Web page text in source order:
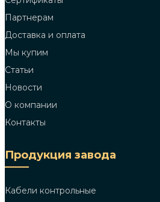
Партнерам
Доставка и оплата
Мы купим
Статьи
Новости
О компании
Контакты
Продукция завода
Кабели контрольные